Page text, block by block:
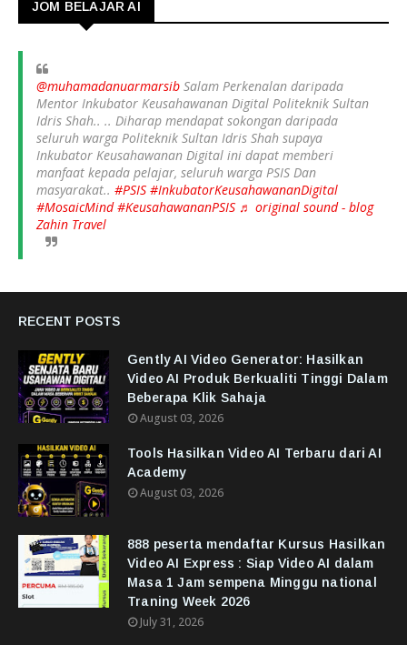
JOM BELAJAR AI
@muhamadanuarmarsib Salam Perkenalan daripada
Mentor Inkubator Keusahawanan Digital Politeknik Sultan
Idris Shah.. .. Diharap mendapat sokongan daripada
seluruh warga Politeknik Sultan Idris Shah supaya
Inkubator Keusahawanan Digital ini dapat memberi
manfaat kepada pelajar, seluruh warga PSIS Dan
masyarakat.. #PSIS #InkubatorKeusahawananDigital
#MosaicMind #KeusahawananPSIS ♬ original sound - blog
Zahin Travel
RECENT POSTS
Gently AI Video Generator: Hasilkan
Video AI Produk Berkualiti Tinggi Dalam
Beberapa Klik Sahaja
August 03, 2026
Tools Hasilkan Video AI Terbaru dari AI
Academy
August 03, 2026
888 peserta mendaftar Kursus Hasilkan
Video AI Express : Siap Video AI dalam
Masa 1 Jam sempena Minggu national
Traning Week 2026
July 31, 2026